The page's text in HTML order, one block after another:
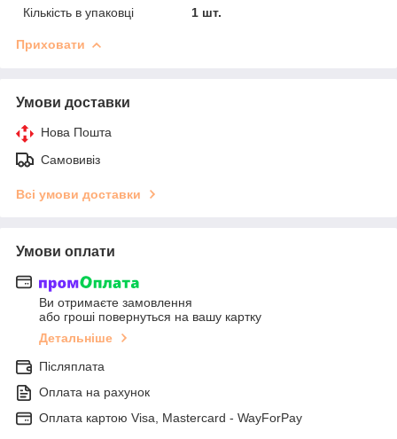
Кількість в упаковці
1 шт.
Приховати
Умови доставки
Нова Пошта
Самовивіз
Всі умови доставки
Умови оплати
Ви отримаєте замовлення
або гроші повернуться на вашу картку
Детальніше
Післяплата
Оплата на рахунок
Оплата картою Visa, Mastercard - WayForPay